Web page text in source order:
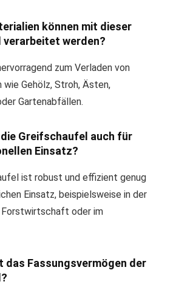
können mit dieser
werden?
zum Verladen von
wie Gehölz, Stroh, Ästen,
Gartenabfällen.
Greifschaufel auch für
Einsatz?
ist robust und effizient genug
Einsatz, beispielsweise in der
oder im
das Fassungsvermögen der